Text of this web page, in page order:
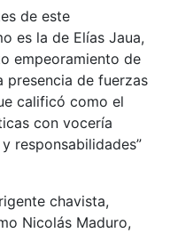
de este
es la de Elías Jaua,
empeoramiento de
presencia de fuerzas
calificó como el
con vocería
responsabilidades”
chavista,
Nicolás Maduro,